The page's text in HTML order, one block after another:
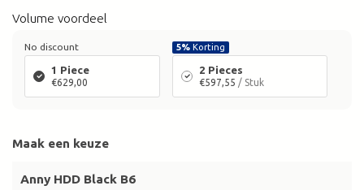
Volume voordeel
No discount
1 Piece
€629,00
5% Korting
2 Pieces
€597,55 / Stuk
Maak een keuze
Anny HDD Black B6